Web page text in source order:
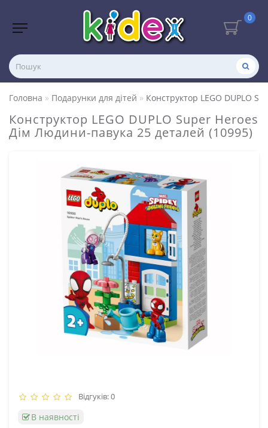
0
Головна Подарунки для дітей Конструктор LEGO DUPLO
Конструктор LEGO DUPLO Super Heroes
Дім Людини-павука 25 деталей (10995)
Відгуків: 0
В наявності